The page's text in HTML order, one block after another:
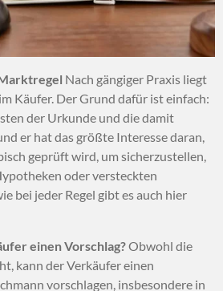
Nach gängiger Praxis liegt
Käufer. Der Grund dafür ist einfach:
der Urkunde und die damit
er hat das größte Interesse daran,
geprüft wird, um sicherzustellen,
oder versteckten
bei jeder Regel gibt es auch hier
einen Vorschlag?Obwohl die
kann der Verkäufer einen
vorschlagen, insbesondere in